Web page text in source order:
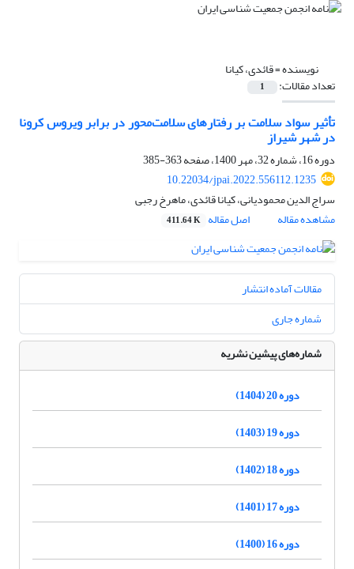
نویسنده =قائدی، کیانا
تعداد مقالات: 1
تأثیر سواد سلامت بر رفتارهای سلامت‌محور در برابر ویروس کرونا
در شهر شیراز
دوره 16، شماره 32، مهر 1400، صفحه
363-385
10.22034/jpai.2022.556112.1235
سراج الدین محمودیانی، کیانا قائدی، ماهرخ رجبی
مشاهده مقاله
اصل مقاله 411.64 K
مقالات آماده انتشار
شماره جاری
شماره‌های پیشین نشریه
دوره 20 (1404)
دوره 19 (1403)
دوره 18 (1402)
دوره 17 (1401)
دوره 16 (1400)